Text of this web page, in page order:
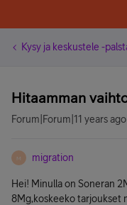
Kysy ja keskustele -
Hitaamman
Forum|Forum|11 years ago
M migration
Hei! Minulla on Soneran
8Mg,koskeeko tarjoukset